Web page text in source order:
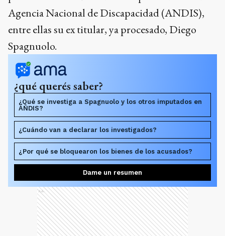
Agencia Nacional de Discapacidad (ANDIS),
entre ellas su ex titular, ya procesado, Diego
Spagnuolo.
¿qué querés saber?
¿Qué se investiga a Spagnuolo y los otros imputados en
ANDIS?
¿Cuándo van a declarar los investigados?
¿Por qué se bloquearon los bienes de los acusados?
Dame un resumen
Ads